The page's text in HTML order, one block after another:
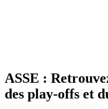
ASSE :
des play-offs et